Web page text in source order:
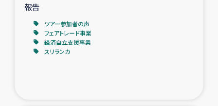
報告
ツアー参加者の声
フェアトレード事業
経済自立支援事業
スリランカ